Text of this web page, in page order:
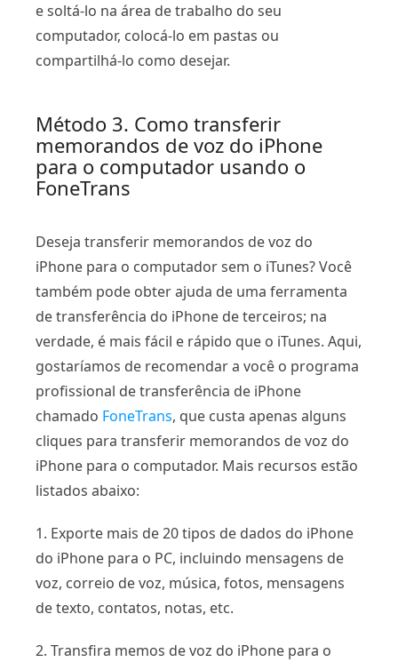
e soltá-lo na área de trabalho do seu
computador, colocá-lo em pastas ou
compartilhá-lo como desejar.
Método 3. Como transferir
memorandos de voz do iPhone
para o computador usando o
FoneTrans
Deseja transferir memorandos de voz do
iPhone para o computador sem o iTunes? Você
também pode obter ajuda de uma ferramenta
de transferência do iPhone de terceiros; na
verdade, é mais fácil e rápido que o iTunes. Aqui,
gostaríamos de recomendar a você o programa
profissional de transferência de iPhone
chamado FoneTrans, que custa apenas alguns
cliques para transferir memorandos de voz do
iPhone para o computador. Mais recursos estão
listados abaixo:
1. Exporte mais de 20 tipos de dados do iPhone
do iPhone para o PC, incluindo mensagens de
voz, correio de voz, música, fotos, mensagens
de texto, contatos, notas, etc.
2. Transfira memos de voz do iPhone para o